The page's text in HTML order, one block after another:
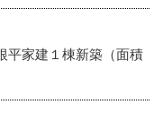
平家建１棟新築（面積